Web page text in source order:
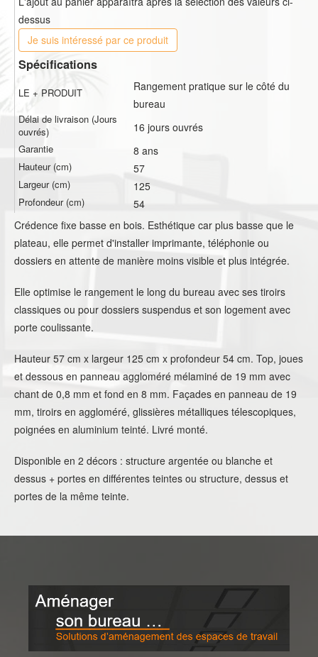
dessus
Je suis intéressé par ce produit
Spécifications
LE + PRODUIT
Rangement pratique sur le côté du
bureau
Délai de livraison (Jours
ouvrés)
16 jours ouvrés
Garantie 8 ans
Hauteur (cm) 57
Largeur (cm) 125
Profondeur (cm)
54
Crédence fixe basse en bois. Esthétique car plus basse que le
plateau, elle permet d'installer imprimante, téléphonie ou
dossiers en attente de manière moins visible et plus intégrée.
Elle optimise le rangement le long du bureau avec ses tiroirs
classiques ou pour dossiers suspendus et son logement avec
porte coulissante.
Hauteur 57 cm x largeur 125 cm x profondeur 54 cm. Top, joues
et dessous en panneau aggloméré mélaminé de 19 mm avec
chant de 0,8 mm et fond en 8 mm. Façades en panneau de 19
mm, tiroirs en aggloméré, glissières métalliques télescopiques,
poignées en aluminium teinté. Livré monté.
Disponible en 2 décors : structure argentée ou blanche et
dessus + portes en différentes teintes ou structure, dessus et
portes de la même teinte.